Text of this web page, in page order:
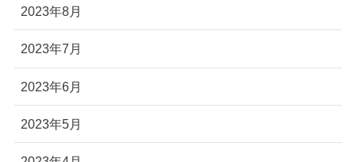
2023年8月
2023年7月
2023年6月
2023年5月